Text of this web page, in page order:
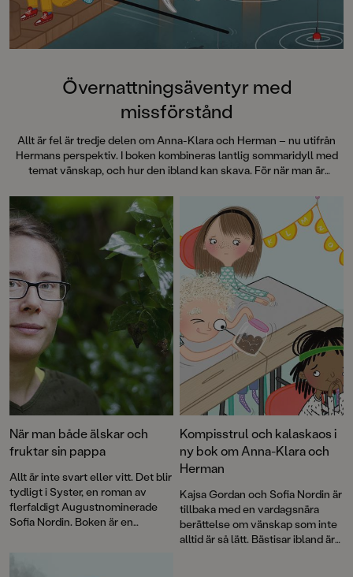
Övernattningsäventyr med
missförstånd
Allt är fel är tredje delen om Anna-Klara och Herman – nu utifrån
Hermans perspektiv. I boken kombineras lantlig sommaridyll med
temat vänskap, och hur den ibland kan skava. För när man är
När man både älskar och
fruktar sin pappa
Allt är inte svart eller vitt. Det blir
tydligt i Syster, en roman av
flerfaldigt Augustnominerade
Sofia Nordin. Boken är en
Kompisstrul och kalaskaos i
ny bok om Anna-Klara och
Herman
Kajsa Gordan och Sofia Nordin är
tillbaka med en vardagsnära
berättelse om vänskap som inte
alltid är så lätt. Bästisar ibland är